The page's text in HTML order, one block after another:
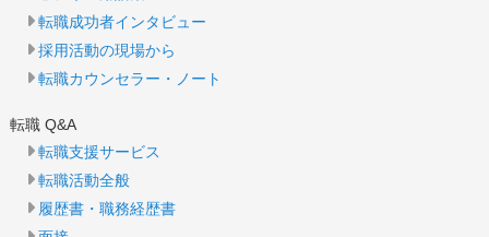
転職成功者インタビュー
採用活動の現場から
転職カウンセラー・ノート
転職 Q&A
転職支援サービス
転職活動全般
履歴書・職務経歴書